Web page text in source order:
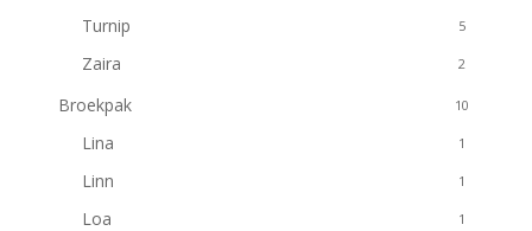
Turnip 5
Zaira 2
Broekpak 10
Lina 1
Linn 1
Loa 1